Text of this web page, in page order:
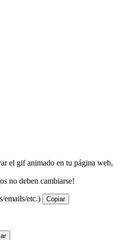
el gif animado en tu página web,
no deben cambiarse!
emails/etc.) Copiar